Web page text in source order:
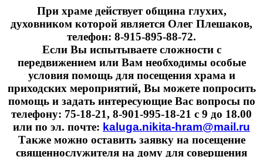
При храме действует община глухих,
духовником которой является Олег Плешаков,
телефон: 8-915-895-88-72.
Если Вы испытываете сложности с
передвижением или Вам необходимы особые
условия помощь для посещения храма и
приходских мероприятий, Вы можете попросить
помощь и задать интересующие Вас вопросы по
телефону: 75-18-21, 8-901-995-18-21 с 9 до 18.00
или по эл. почте: kaluga.nikita-hram@mail.ru
Также можно оставить заявку на посещение
священнослужителя на дому для совершения